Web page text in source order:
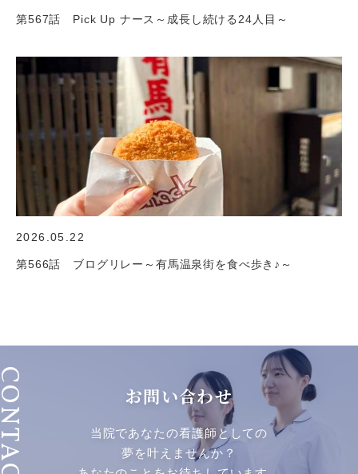
第567話 Pick Up ナース～成長し続ける24人目～
2026.05.22
第566話 ブログリレー～有馬温泉街を食べ歩き♪～
お問い合わせ
当院であなたの看護師としての
夢を叶えませんか？